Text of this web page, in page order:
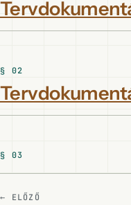
← ELŐZŐ